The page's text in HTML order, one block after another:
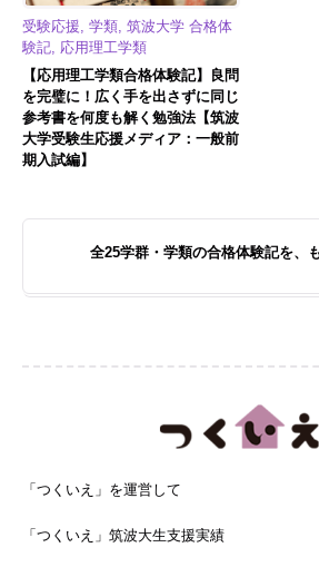
受験応援, 学類, 筑波大学 合格体
験記, 応用理工学類
【応用理工学類合格体験記】良問
を完璧に！広く手を出さずに同じ
参考書を何度も解く勉強法【筑波
大学受験生応援メディア：一般前
期入試編】
全25学群・学類の合格体験記を、
「つくいえ」を運営して
「つくいえ」筑波大生支援実績